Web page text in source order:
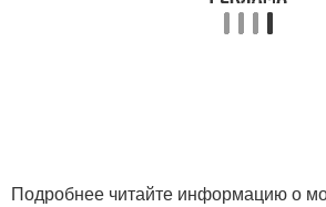
Подробнее читайте информацию о